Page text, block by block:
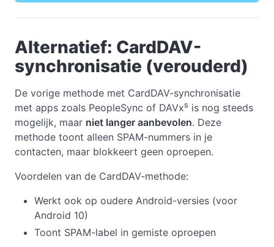
Alternatief: CardDAV-
synchronisatie (verouderd)
De vorige methode met CardDAV-synchronisatie
met apps zoals PeopleSync of DAVx⁵ is nog steeds
mogelijk, maar niet langer aanbevolen. Deze
methode toont alleen SPAM-nummers in je
contacten, maar blokkeert geen oproepen.
Voordelen van de CardDAV-methode:
Werkt ook op oudere Android-versies (voor
Android 10)
Toont SPAM-label in gemiste oproepen